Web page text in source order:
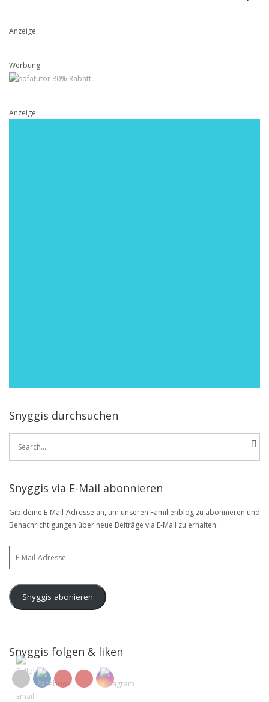
Anzeige
Werbung
Anzeige
Snyggis durchsuchen
Search
Snyggis via E-Mail abonnieren
Gib deine E-Mail-Adresse an, um unseren Familienblog zu abonnieren und
Benachrichtigungen über neue Beiträge via E-Mail zu erhalten.
Snyggis abonieren
Snyggis folgen & liken